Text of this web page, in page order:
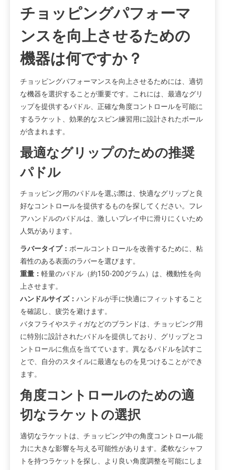
チョッピングパフォーマ
ンスを向上させるための
機器は何ですか？
チョッピングパフォーマンスを向上させるためには、適切
な機器を選択することが重要です。これには、最適なグリ
ップを提供するパドル、正確な角度コントロールを可能に
するラケット、効果的なスピン練習用に設計されたボール
が含まれます。
最適なグリップのための推奨
パドル
チョッピング用のパドルを選ぶ際は、快適なグリップと良
好なコントロールを提供するものを探してください。フレ
アハンドルのパドルは、激しいプレイ中に滑りにくいため
人気があります。
ラバータイプ： ボールコントロールを改善するために、粘
着性のある表面のラバーを選びます。
重量： 軽量のパドル（約150-200グラム）は、機動性を向
上させます。
ハンドルサイズ： ハンドルが手に快適にフィットすること
を確認し、疲労を避けます。
バタフライやスティガなどのブランドは、チョッピング用
に特別に設計されたパドルを提供しており、グリップとコ
ントロールに焦点を当てています。異なるパドルを試すこ
とで、自分のスタイルに最適なものを見つけることができ
ます。
角度コントロールのための適
切なラケットの選択
適切なラケットは、チョッピング中の角度コントロール能
力に大きな影響を与える可能性があります。柔軟なシャフ
トを持つラケットを探し、より良い角度調整を可能にしま